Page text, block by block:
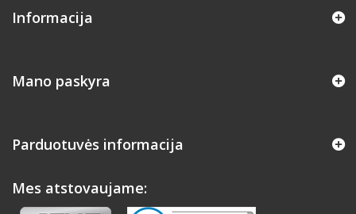
Informacija
Mano paskyra
Parduotuvės informacija
Mes atstovaujame: